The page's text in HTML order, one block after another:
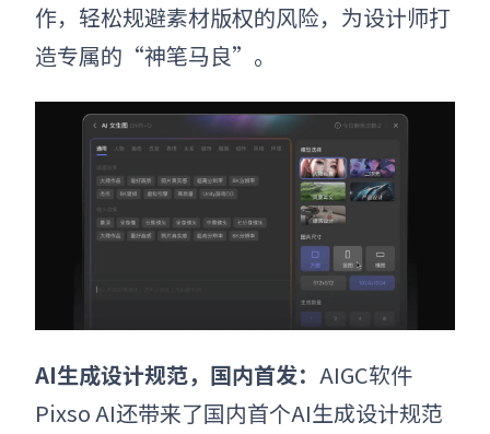
作，轻松规避素材版权的风险，为设计师打
造专属的“神笔马良”。
AI生成设计规范，国内首发： AIGC软件
Pixso AI还带来了国内首个AI生成设计规范